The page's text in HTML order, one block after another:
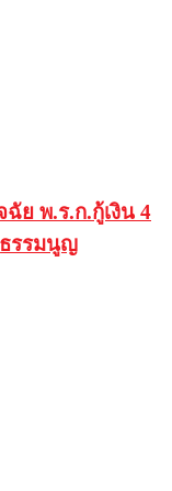
ย พ.ร.ก.กู้เงิน 4
รรมนูญ